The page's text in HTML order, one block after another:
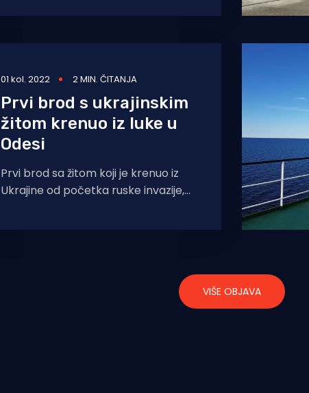
01 kol. 2022 2 MIN. ČITANJA
Prvi brod s ukrajinskim
žitom krenuo iz luke u
Odesi
Prvi brod sa žitom koji je krenuo iz
Ukrajine od početka ruske invazije,
VIŠE OBJAVA